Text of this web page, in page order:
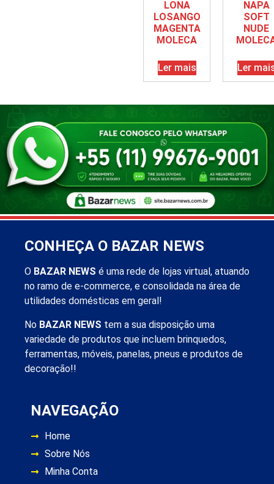
LONA
LOSANGO
MAGENTA
MOLECA
Ler mais
NAPA
SOFT
NUDE
Ler
CONHEÇA O BAZAR NEWS
O BAZAR NEWS é uma rede de lojas virtual, atuando
no ramo de e-commerce, e consolidada na área de
utilidades domésticas em geral!
No BAZAR NEWS tem a sua disposição uma
variedade de produtos que incluem brinquedos,
ferramentas, móveis, panelas, pneus e produtos de
decoração!!
NAVEGAÇÃO
Home
Sobre Nós
Minha Conta